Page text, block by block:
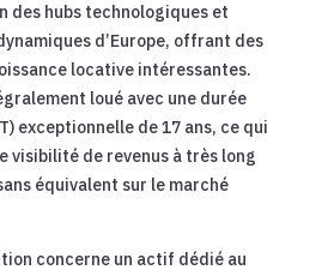
des hubs technologiques et
d’Europe, offrant des
locative intéressantes.
loué avec une durée
exceptionnelle de 17 ans, ce qui
visibilité de revenus à très long
équivalent sur le marché
concerne un actif dédié au